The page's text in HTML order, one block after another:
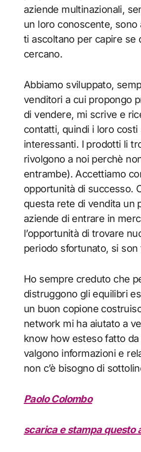
aziende multinazionali,
un loro conoscente,
ti ascoltano per capire se
cercano.
Abbiamo sviluppato,
venditori a cui propongo
di vendere, mi scrive e
contatti, quindi i loro
interessanti. I prodotti li
rivolgono a noi perchè
entrambe). Accettiamo
opportunità di successo.
questa rete di vendita un
aziende di entrare in
l’opportunità di trovare
periodo sfortunato, si
Ho sempre creduto che
distruggono gli equilibri
un buon copione
network mi ha aiutato a
know how esteso fatto
valgono informazioni e
non c’è bisogno di
Paolo Colombo
scarica e stampa questo